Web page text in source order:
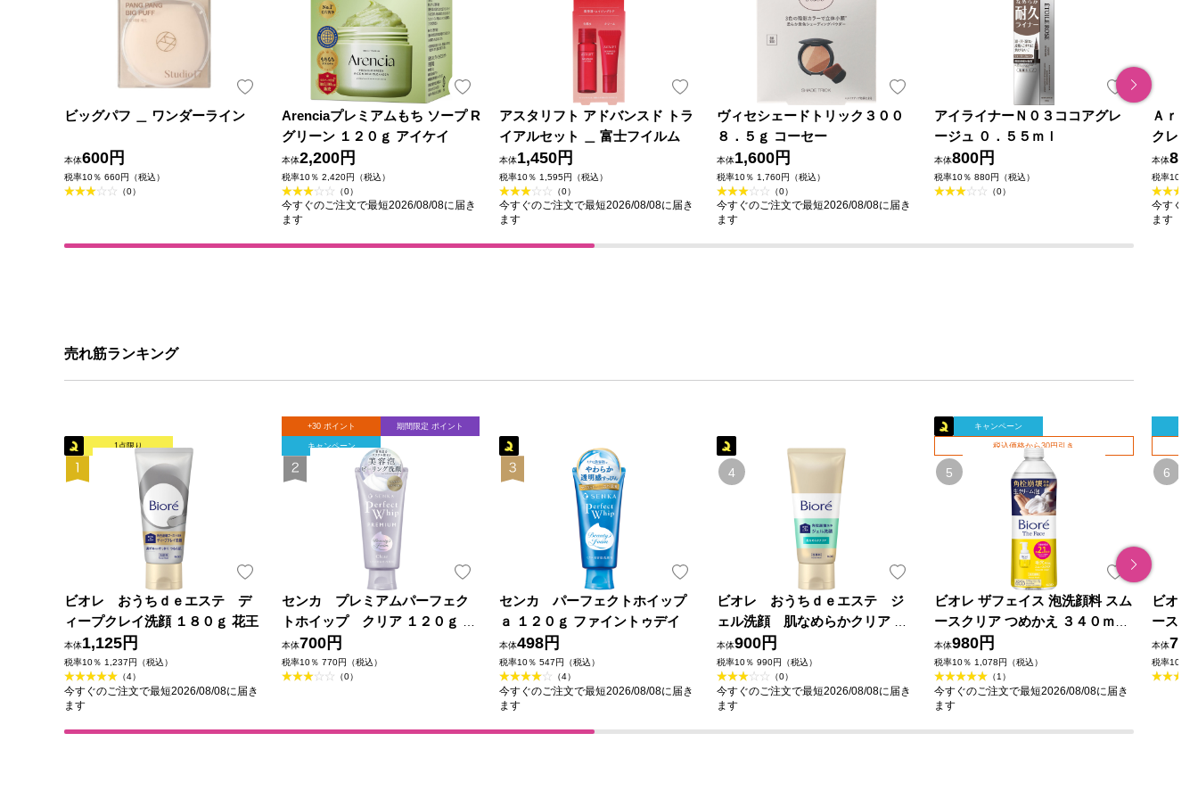
ビッグパフ ＿ ワンダーライン
本体600円
税率10％ 660円（税込）
（0）
Arenciaプレミアムもち ソープ R
グリーン １２０ｇ アイケイ
本体2,200円
税率10％ 2,420円（税込）
（0）
今すぐのご注文で最短2026/08/08に届き
ます
アスタリフト アドバンスド トラ
イアルセット ＿ 富士フイルム
本体1,450円
税率10％ 1,595円（税込）
（0）
今すぐのご注文で最短2026/08/08に届き
ます
ヴィセシェードトリック３００
８．５ｇ コーセー
本体1,600円
税率10％ 1,760円（税込）
（0）
今すぐのご注文で最短2026/08/08に届き
ます
アイライナーＮ０３ココアグレ
ージュ ０．５５ｍｌ
本体800円
税率10％ 880円（税込）
（0）
Ａｒ
クレン
ケイ
本体
税率10％
今すぐの
ます
売れ筋ランキング
1点限り
ビオレ おうちｄｅエステ デ
ィープクレイ洗顔 １８０ｇ 花王
本体1,125円
税率10％ 1,237円（税込）
（4）
今すぐのご注文で最短2026/08/08に届き
ます
+30 ポイント 期間限定 ポイント
キャンペーン
センカ プレミアムパーフェク
トホイップ クリア １２０ｇ フ
ァイントゥデイ
本体700円
税率10％ 770円（税込）
（0）
センカ パーフェクトホイップ
ａ １２０ｇ ファイントゥデイ
本体498円
税率10％ 547円（税込）
（4）
今すぐのご注文で最短2026/08/08に届き
ます
ビオレ おうちｄｅエステ ジ
ェル洗顔 肌なめらかクリア １
８０ｇ 花王
本体900円
税率10％ 990円（税込）
（0）
今すぐのご注文で最短2026/08/08に届き
ます
キャンペーン
税込価格から30円引き
ビオレ ザフェイス 泡洗顔料 スム
ースクリア つめかえ ３４０ｍｌ
花王
本体980円
税率10％ 1,078円（税込）
（1）
今すぐのご注文で最短2026/08/08に届き
ます
ビオレ
ースク
本体
税率10％